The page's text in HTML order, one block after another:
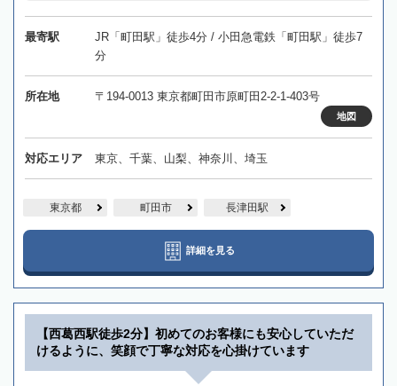
最寄駅
JR「町田駅」徒歩4分 / 小田急電鉄「町田駅」徒歩7
分
所在地 〒194-0013 東京都町田市原町田2-2-1-403号
地図
対応エリア 東京、千葉、山梨、神奈川、埼玉
東京都 町田市 長津田駅
詳細を見る
【西葛西駅徒歩2分】初めてのお客様にも安心していただ
けるように、笑顔で丁寧な対応を心掛けています